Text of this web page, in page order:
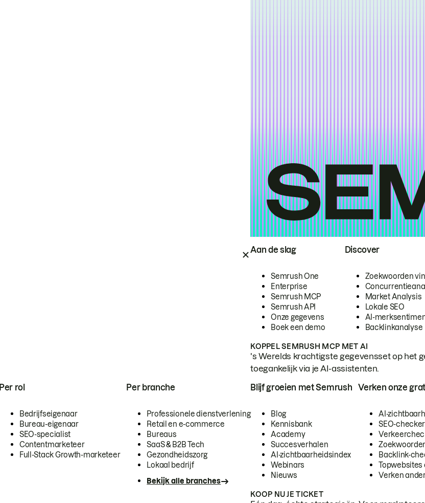
Aan de slag
Semrush One
Enterprise
Semrush MCP
Semrush API
Onze gegevens
Boek een demo
Discover
Zoekwoorden
Market Analysis
Lokale SEO
AI-
Backlinkanalyse
KOPPEL SEMRUSH MCP MET AI
's Werelds krachtigste gegevensset op het
toegankelijk via je AI-assistenten.
Per rol
Bedrijfseigenaar
Bureau-eigenaar
SEO-specialist
Contentmarketeer
Full-Stack Growth-marketeer
Per branche
Professionele dienstverlening
Retail en e-commerce
Bureaus
SaaS & B2B Tech
Gezondheidszorg
Lokaal bedrijf
Bekijk alle branches
Blijf groeien met Semrush
Blog
Kennisbank
Academy
Succesverhalen
AI-zichtbaarheidsindex
Webinars
Nieuws
Verken onze
AI-
SEO-checker
Backlink-
Topwebsites
Verken
KOOP NU JE TICKET